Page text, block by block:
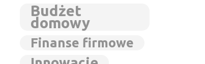
Budżet
domowy
Finanse firmowe